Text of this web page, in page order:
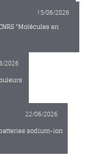
15/06/2026
"Molécules en
2026
22/06/2026
sodium-ion